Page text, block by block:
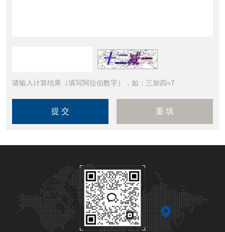
请输入计算结果（填写阿拉伯数字），如：三加四=7